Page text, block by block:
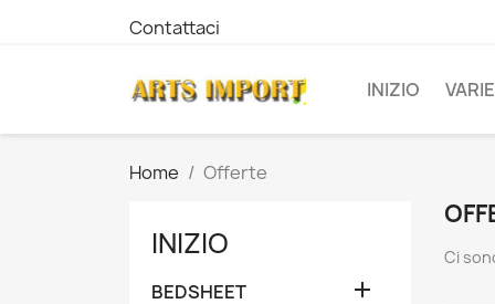
Contattaci
INIZIO VARIE
Home Offerte
INIZIO
BEDSHEET 
Ci